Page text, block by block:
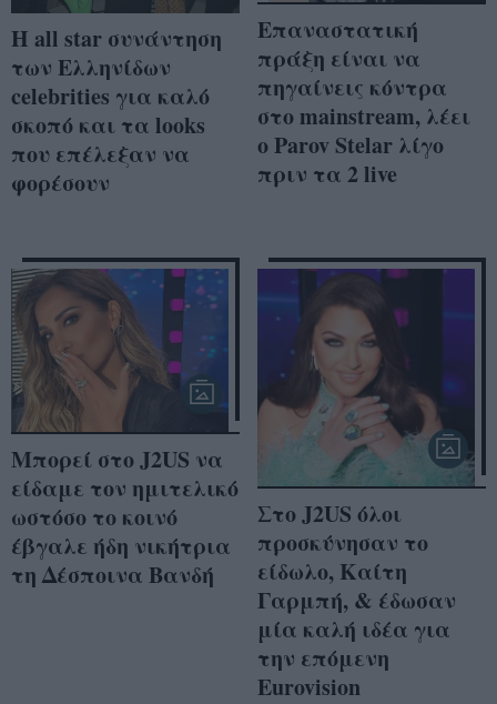
Η all star συνάντηση
των Ελληνίδων
celebrities για καλό
σκοπό και τα looks
που επέλεξαν να
φορέσουν
Επαναστατική
πράξη είναι να
πηγαίνεις κόντρα
στο mainstream, λέει
ο Parov Stelar λίγο
πριν τα 2 live
Μπορεί στο J2US να
είδαμε τον ημιτελικό
ωστόσο το κοινό
έβγαλε ήδη νικήτρια
τη Δέσποινα Βανδή
Στο J2US όλοι
προσκύνησαν το
είδωλο, Καίτη
Γαρμπή, & έδωσαν
μία καλή ιδέα για
την επόμενη
Eurovision